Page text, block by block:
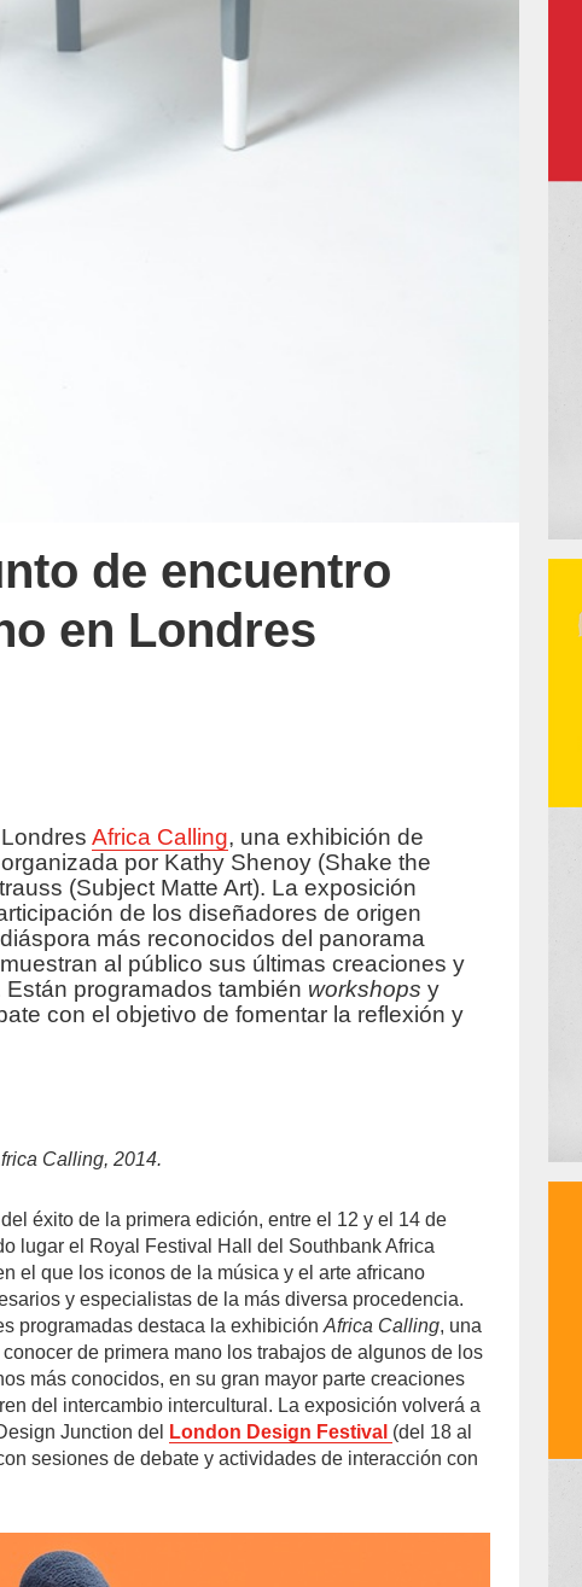
de encuentro
en Londres
Africa Calling, una exhibición de
por Kathy Shenoy (Shake the
(Subject Matte Art). La exposición
de los diseñadores de origen
más reconocidos del panorama
al público sus últimas creaciones y
programados también workshops y
con el objetivo de fomentar la reflexión y
Calling, 2014.
éxito de la primera edición, entre el 12 y el 14 de
lugar el Royal Festival Hall del Southbank Africa
el que los iconos de la música y el arte africano
y especialistas de la más diversa procedencia.
programadas destaca la exhibiciónAfrica Calling, una
de primera mano los trabajos de algunos de los
más conocidos, en su gran mayor parte creaciones
del intercambio intercultural. La exposición volverá a
Junction del
London Design Festival (del 18 al
sesiones de debate y actividades de interacción con